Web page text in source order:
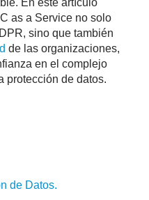
En este artículo
as a Service no solo
sino que también
de las organizaciones,
en el complejo
protección de datos.
de Datos.